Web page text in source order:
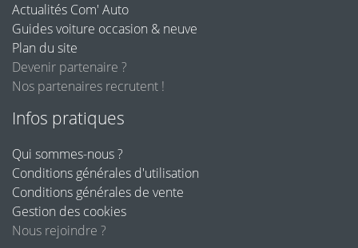
Actualités Com' Auto
Guides voiture occasion & neuve
Plan du site
Devenir partenaire ?
Nos partenaires recrutent !
Infos pratiques
Qui sommes-nous ?
Conditions générales d'utilisation
Conditions générales de vente
Gestion des cookies
Nous rejoindre ?